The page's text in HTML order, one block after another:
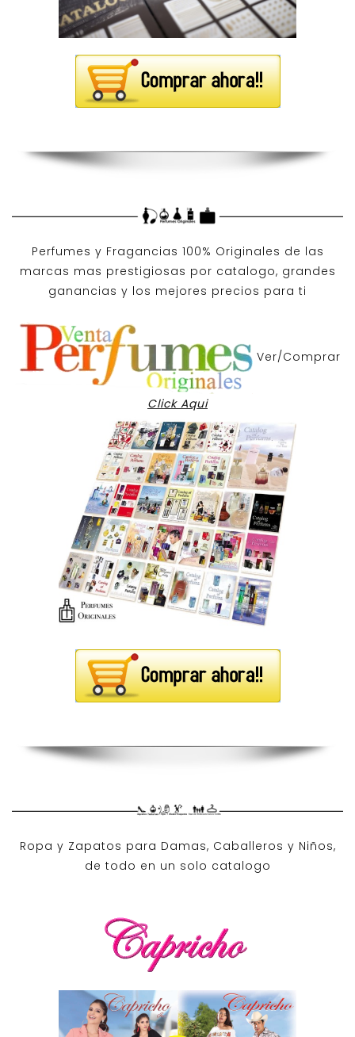
Perfumes y Fragancias 100% Originales de las
marcas mas prestigiosas por catalogo, grandes
ganancias y los mejores precios para ti
Ver/Comprar
Click Aqui
Ropa y Zapatos para Damas, Caballeros y Niños,
de todo en un solo catalogo